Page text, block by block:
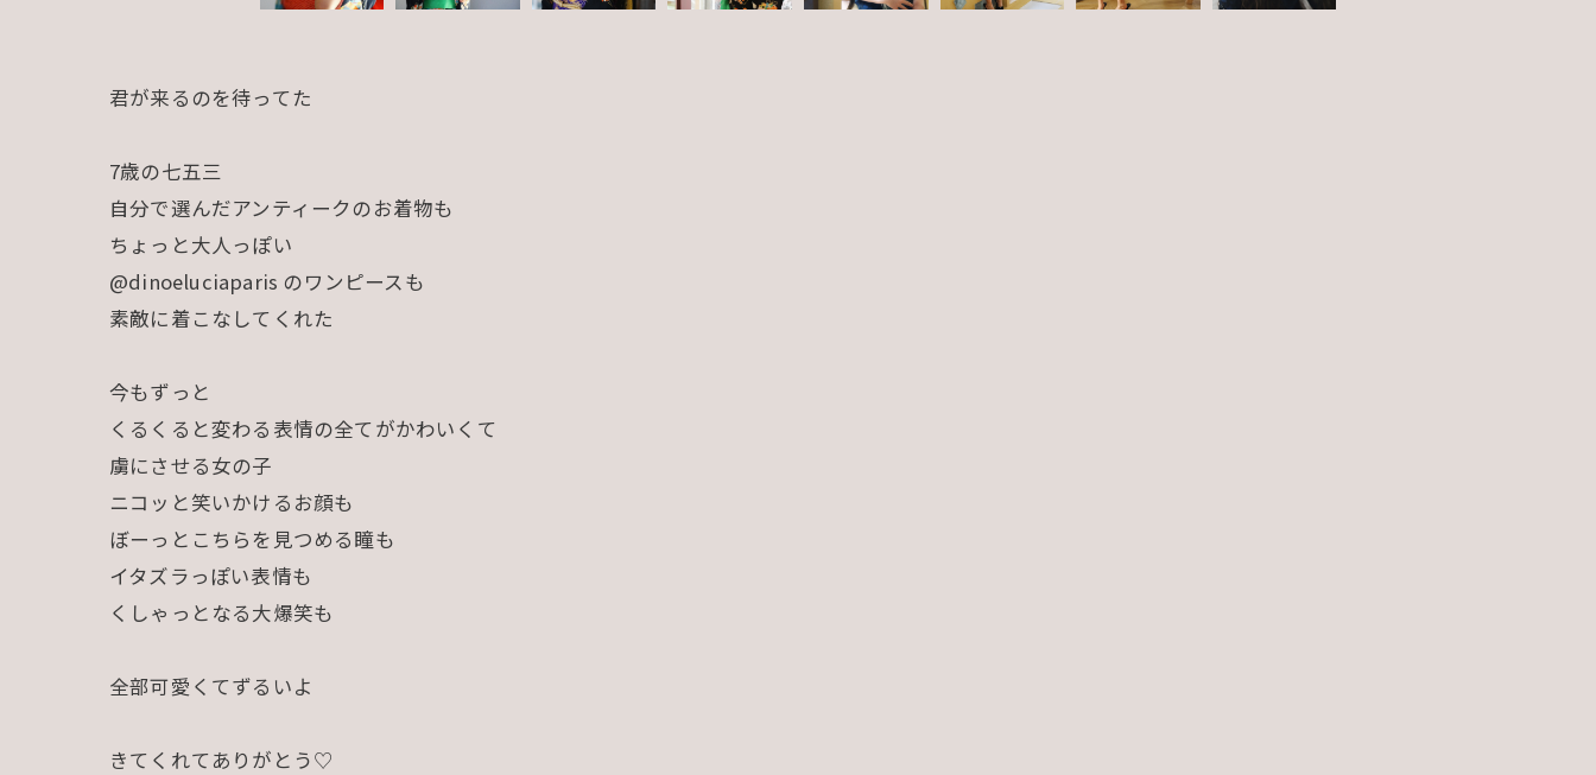
君が来るのを待ってた
7歳の七五三
自分で選んだアンティークのお着物も
ちょっと大人っぽい
@dinoeluciaparis のワンピースも
素敵に着こなしてくれた
今もずっと
くるくると変わる表情の全てがかわいくて
虜にさせる女の子
ニコッと笑いかけるお顔も
ぼーっとこちらを見つめる瞳も
イタズラっぽい表情も
くしゃっとなる大爆笑も
全部可愛くてずるいよ
きてくれてありがとう♡